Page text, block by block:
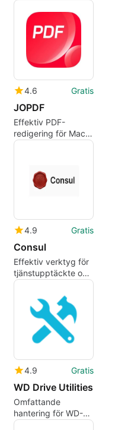
4.6 Gratis
JOPDF
Effektiv PDF-
redigering för Mac-
användare
4.9 Gratis
Consul
Effektiv verktyg för
tjänstupptäckte och
övervakning
4.9 Gratis
WD Drive Utilities
Omfattande
hantering för WD-
enheter